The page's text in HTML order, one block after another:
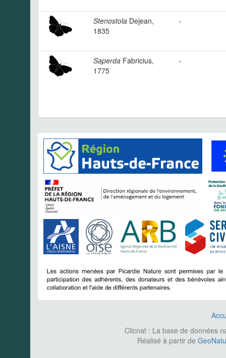
Stenostola Dejean,
1835
-
Saperda Fabricius,
1775
-
Clicnat : La base de données
Réalisé à partir de